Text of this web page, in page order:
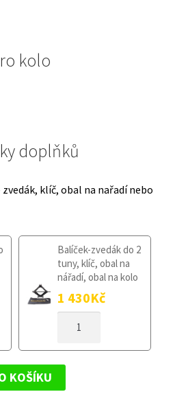
kolo
doplňků
klíč, obal na nařadí nebo
Balíček-zvedák do 2
tuny, klíč, obal na
nářadí, obal na kolo
1 430Kč
KOLO
OD
KOŠÍKU